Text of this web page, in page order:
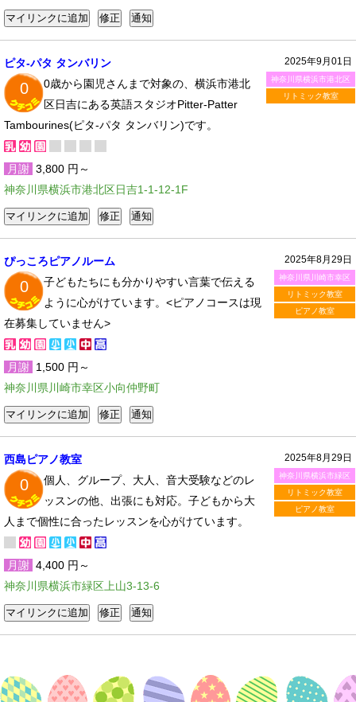
2025年9月01日
神奈川県横浜市港北区
リトミック教室
ピタ-パタ タンバリン
0
0歳から園児さんまで対象の、横浜市港北
区日吉にある英語スタジオPitter-Patter
Tambourines(ピタ-パタ タンバリン)です。
月謝 3,800 円～
神奈川県横浜市港北区日吉1-1-12-1F
2025年8月29日
神奈川県川崎市幸区
リトミック教室
ピアノ教室
ぴっころピアノルーム
0
子どもたちにも分かりやすい言葉で伝える
ように心がけています。<ピアノコースは現
在募集していません>
月謝 1,500 円～
神奈川県川崎市幸区小向仲野町
2025年8月29日
神奈川県横浜市緑区
リトミック教室
ピアノ教室
西島ピアノ教室
0
個人、グループ、大人、音大受験などのレ
ッスンの他、出張にも対応。子どもから大
人まで個性に合ったレッスンを心がけています。
月謝 4,400 円～
神奈川県横浜市緑区上山3-13-6